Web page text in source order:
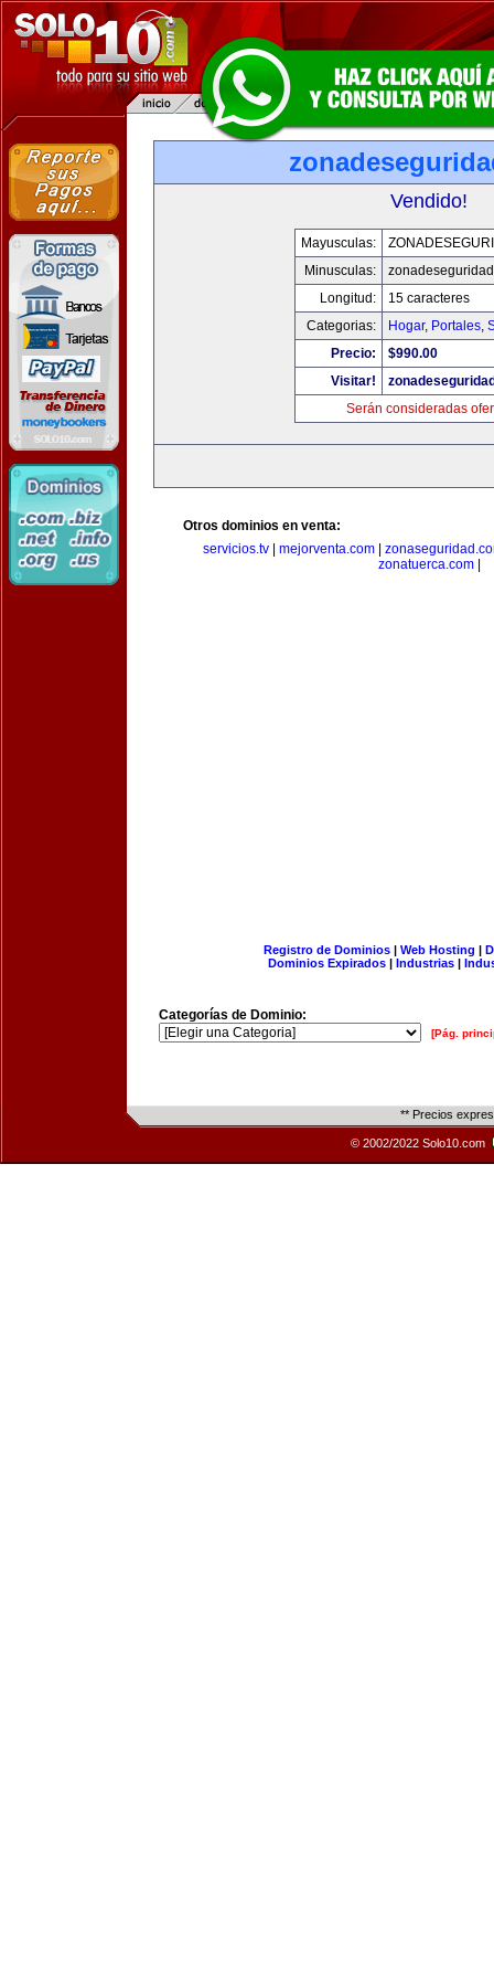
Vendido!
Mayusculas:
Minusculas:
Longitud:
15 caracteres
Categorias:
Hogar, Portales,
Precio:
$990.00
Visitar!
Serán consideradas
Otros dominios en venta:
servicios.tv| mejorventa.com|
zonatuerca.com|
Registro de Dominios| Web Hosting |
Dominios Expirados | Industrias |
Categorías de Dominio:
[Pág.
** Precios
© 2002/2022 Solo10.com